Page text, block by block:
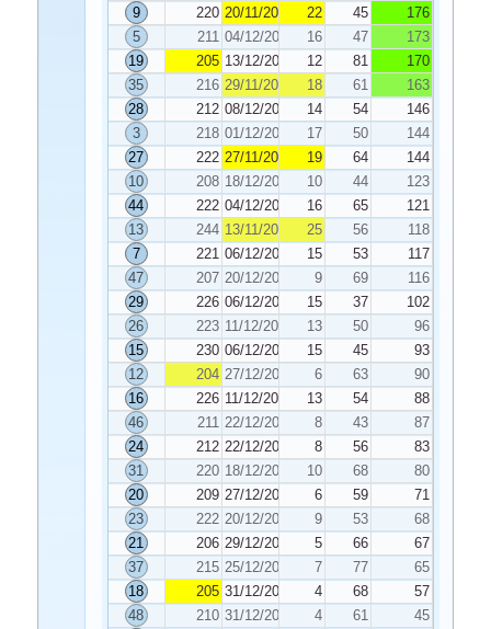
9
220 20/11/2021 22 45
176
5
211 04/12/2021 16 47
173
19
205 13/12/2021 12 81
170
35
216 29/11/2021 18 61
163
28
212 08/12/2021 14 54
146
3
218 01/12/2021 17 50
144
27
222 27/11/2021 19 64
144
10
208 18/12/2021 10 44
123
44
222 04/12/2021 16 65
121
13
244 13/11/2021 25 56
118
7
221 06/12/2021 15 53
117
47
207 20/12/2021 9 69
116
29
226 06/12/2021 15 37
102
26
223 11/12/2021 13 50
96
15
230 06/12/2021 15 45
93
12
204 27/12/2021 6 63
90
16
226 11/12/2021 13 54
88
46
211 22/12/2021 8 43
87
24
212 22/12/2021 8 56
83
31
220 18/12/2021 10 68
80
20
209 27/12/2021 6 59
71
23
222 20/12/2021 9 53
68
21
206 29/12/2021 5 66
67
37
215 25/12/2021 7 77
65
18
205 31/12/2021 4 68
57
48
210 31/12/2021 4 61
45